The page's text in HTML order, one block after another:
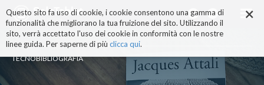
×
Questo sito fa uso di cookie, i cookie consentono una gamma di
funzionalità che migliorano la tua fruizione del sito. Utilizzando il
sito, verrà accettato l'uso dei cookie in conformità con le nostre
linee guida. Per saperne di più clicca qui.
ai
contenuti.
|
alla
navigazione
TECNOBIBLIOGRAFIA